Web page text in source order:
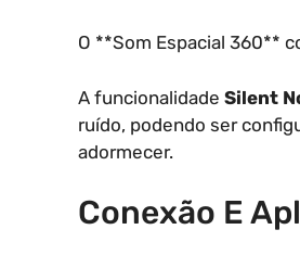
O **Som Espacial 360**
A funcionalidade Silent
ruído, podendo ser
adormecer.
Conexão E